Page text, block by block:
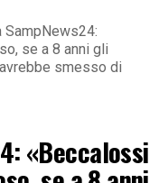
SampNews24:
se a 8 anni gli
smesso di
«Beccalossi